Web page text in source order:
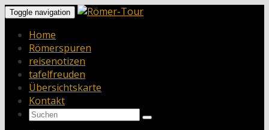
Toggle navigation
Home
Römerspuren
reisenotizen
tafelfreuden
Übersichtskarte
Kontakt